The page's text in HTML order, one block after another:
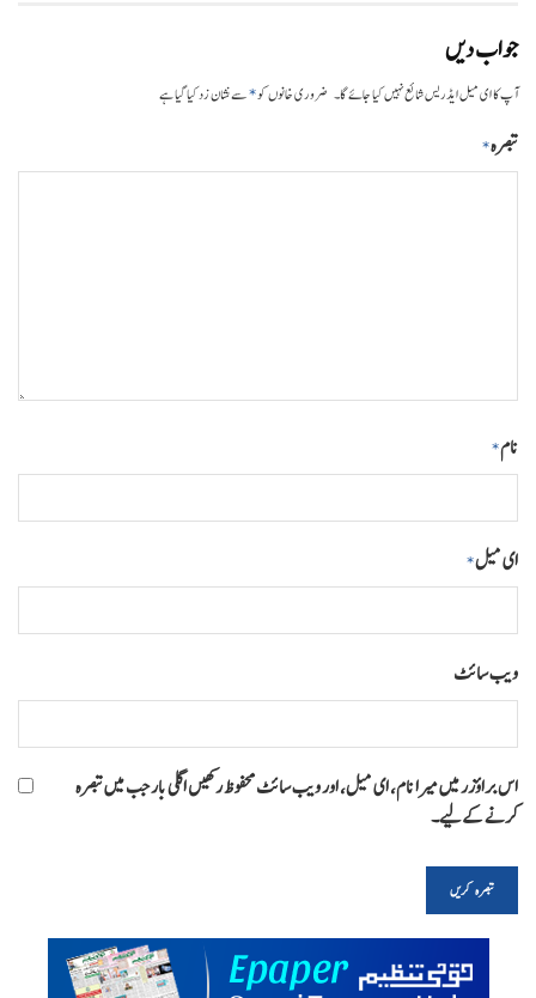
جواب دیں
آپ کا ای میل ایڈریس شائع نہیں کیا جائے گا۔ ضروری خانوں کو*سے نشان زد کیا گیا ہے
تبصرہ*
نام*
ای میل*
ویب‌ سائٹ
اس براؤزر میں میرا نام، ای میل، اور ویب سائٹ محفوظ رکھیں اگلی بار جب میں تبصرہ
کرنے کےلیے۔